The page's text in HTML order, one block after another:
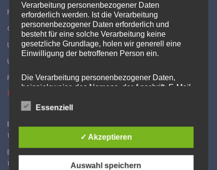
Feuerwehr sorgt für Abkühlung
Objektübung in der ehem. Rose
Umzug abgeschlossen
Umzug ins neue Gerätehaus schreitet voran
Feuerwehrprobe am neuen Gerätehaus
EINSÄTZE
Einsatz 16/2026 – B2 Rauchentwicklung Gebäude
17. Juli 2026
Einsatz 15/2026 – B2 GMA Brandmeldeanlage
17. Juli 2026
Verarbeitung personenbezogener Daten
erforderlich werden. Ist die Verarbeitung
personenbezogener Daten erforderlich und
besteht für eine solche Verarbeitung keine
gesetzliche Grundlage, holen wir generell eine
Einwilligung der betroffenen Person ein.
Die Verarbeitung personenbezogener Daten,
beispielsweise des Namens, der Anschrift, E-Mail-
Person, erfolgt stets im Einklang mit der
Übereinstimmung mit den für uns geltenden
landesspezifischen Datenschutzbestimmungen.
Unternehmen die Öffentlichkeit über Art, Umfang
und Zweck der von uns erhobenen, genutzten und
Essenziell
✓ Akzeptieren
Auswahl speichern